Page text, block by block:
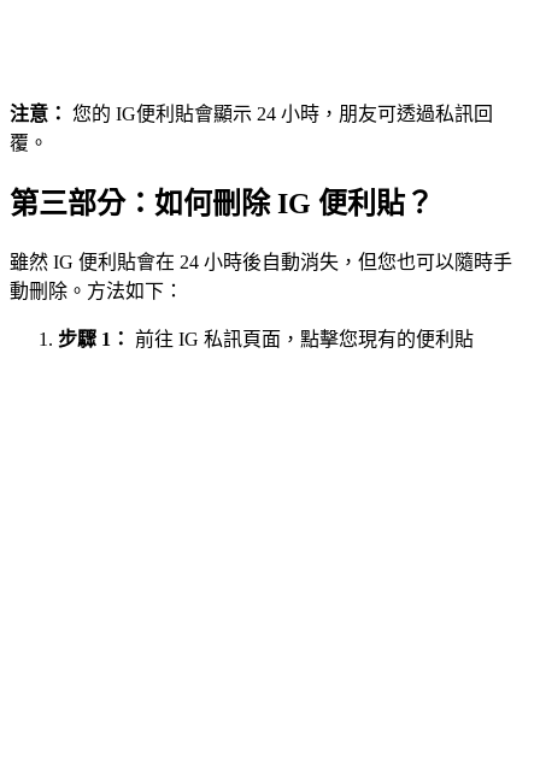
注意： 您的 IG便利貼會顯示 24 小時，朋友可透過私訊回
覆。
第三部分：如何刪除 IG 便利貼？
雖然 IG 便利貼會在 24 小時後自動消失，但您也可以隨時手
動刪除。方法如下：
步驟 1： 前往 IG 私訊頁面，點擊您現有的便利貼